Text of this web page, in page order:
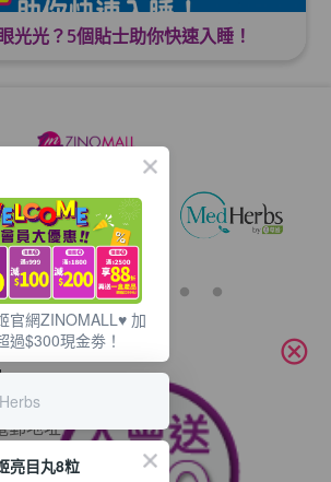
光光？5個貼士助你快速入睡！
訊？
cancel
官網ZINOMALL♥️ 加
過$300現金劵！
亮目丸8粒